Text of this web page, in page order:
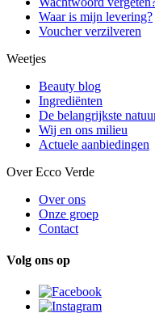
Waar is mijn levering?
Voucher verzilveren
Weetjes
Beauty blog
Ingrediënten
De belangrijkste
Wij en ons milieu
Actuele aanbiedingen
Over Ecco Verde
Over ons
Onze groep
Contact
Volg ons op